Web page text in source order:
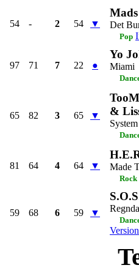
54 - 2 54 ▼ Det
Pop
97 71 7 22 ●
Yo
Miami
65 82 3 65 ▼
&
System
81 64 4 64 ▼ Made
Rock
59 68 6 59 ▼